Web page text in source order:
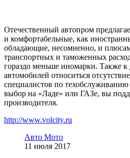
Отечественный автопром
и комфортабельные, как
обладающие, несомненно, и
транспортных и таможенных
гораздо меньше иномарки. Также
автомобилей относиться
специалистов по
выбор на «Ладе» или ГАЗе, вы
производителя.
http://www.volcity.ru
Авто Мото
11 июля 2017